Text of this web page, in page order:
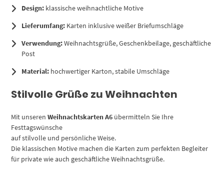
Design: klassische weihnachtliche Motive
Lieferumfang: Karten inklusive weißer Briefumschläge
Verwendung:Weihnachtsgrüße, Geschenkbeilage, geschäftliche
Post
Material: hochwertiger Karton, stabile Umschläge
Stilvolle Grüße zu Weihnachten
Mit unserenWeihnachtskarten A6 übermitteln Sie Ihre
Festtagswünsche
auf stilvolle und persönliche Weise.
Die klassischen Motive machen die Karten zum perfekten Begleiter
für private wie auch geschäftliche Weihnachtsgrüße.